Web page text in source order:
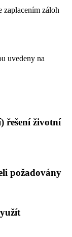
zaplacením záloh
uvedeny na
řešení životní
požadovány